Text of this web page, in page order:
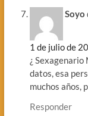
Soyo
1 de julio de
¿
datos, esa
muchos años,
Responder